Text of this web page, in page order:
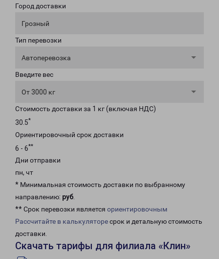
Город доставки
Грозный
Тип перевозки
Автоперевозка
Введите вес
От 3000 кг
Стоимость доставки за 1 кг (включая НДС)
30.5*
Ориентировочный срок доставки
6 - 6**
Дни отправки
пн, чт
* Минимальная стоимость доставки по выбранному
направлению: руб.
** Срок перевозки является ориентировочным
Рассчитайте в калькуляторесрок и детальную стоимость
доставки.
Скачать тарифы для филиала «Клин»